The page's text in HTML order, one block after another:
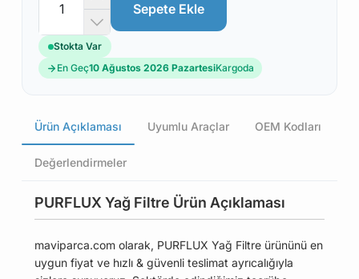
Sepete Ekle
Stokta Var
En Geç10 Ağustos 2026 PazartesiKargoda
Ürün Açıklaması Uyumlu Araçlar OEM Kodları
Değerlendirmeler
PURFLUX Yağ Filtre Ürün Açıklaması
maviparca.com olarak, PURFLUX Yağ Filtre ürününü en
uygun fiyat ve hızlı & güvenli teslimat ayrıcalığıyla